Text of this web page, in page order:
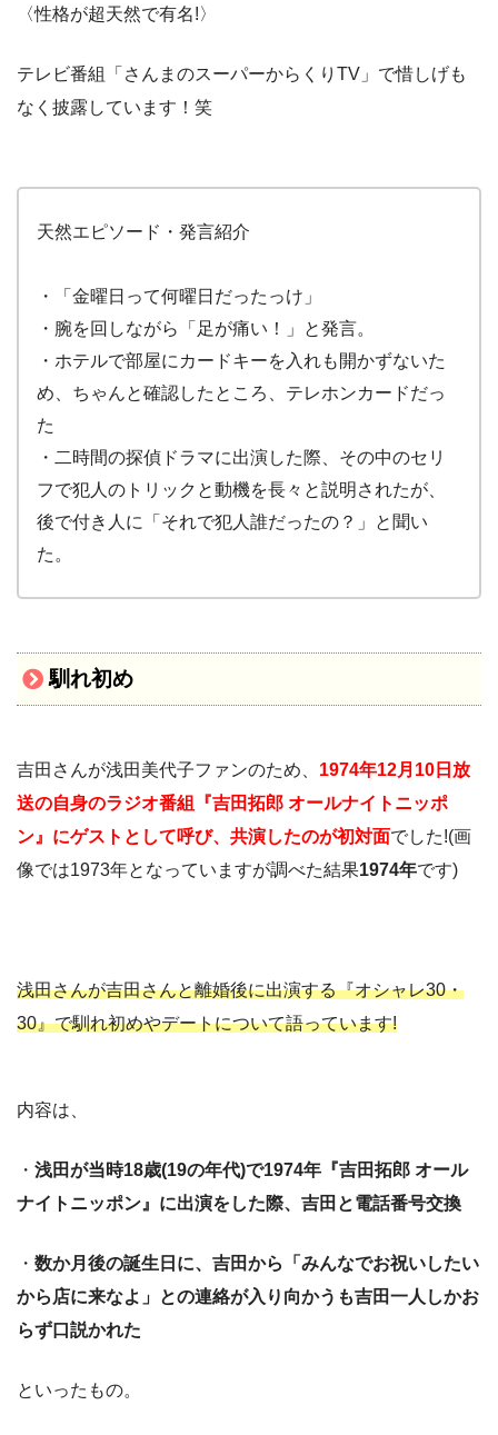
〈性格が超天然で有名!〉
テレビ番組「さんまのスーパーからくりTV」で惜しげも
なく披露しています！笑
天然エピソード・発言紹介
・「金曜日って何曜日だったっけ」
・腕を回しながら「足が痛い！」と発言。
・ホテルで部屋にカードキーを入れも開かずないた
め、ちゃんと確認したところ、テレホンカードだっ
た
・二時間の探偵ドラマに出演した際、その中のセリ
フで犯人のトリックと動機を長々と説明されたが、
後で付き人に「それで犯人誰だったの？」と聞い
た。
馴れ初め
吉田さんが浅田美代子ファンのため、 1974年12月10日放
送の自身のラジオ番組『吉田拓郎 オールナイトニッポ
ン』にゲストとして呼び、共演したのが初対面でした!(画
像では1973年となっていますが調べた結果1974年です)
浅田さんが吉田さんと離婚後に出演する『オシャレ30・
30』で馴れ初めやデートについて語っています!
内容は、
・ 浅田が当時18歳(19の年代)で1974年『吉田拓郎 オール
ナイトニッポン』に出演をした際、吉田と電話番号交換
・ 数か月後の誕生日に、吉田から「みんなでお祝いしたい
から店に来なよ」との連絡が入り向かうも吉田一人しかお
らず口説かれた
といったもの。